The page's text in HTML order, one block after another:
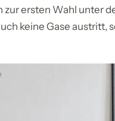
ersten Wahl unter
keine Gase austritt,